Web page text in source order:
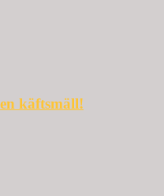
käftsmäll!